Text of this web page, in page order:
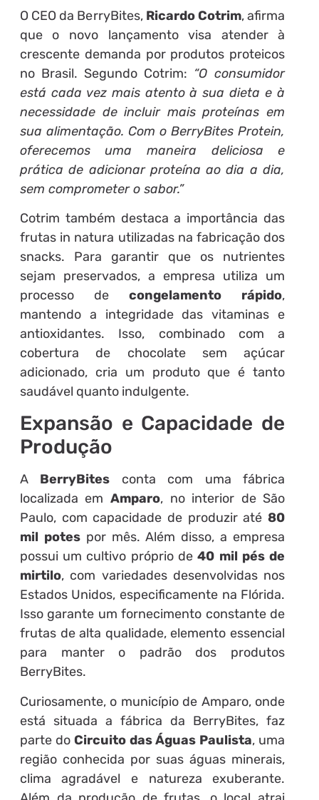
O CEO da BerryBites, Ricardo Cotrim, afirma
que o novo lançamento visa atender à
crescente demanda por produtos proteicos
no Brasil. Segundo Cotrim: “O consumidor
está cada vez mais atento à sua dieta e à
necessidade de incluir mais proteínas em
sua alimentação. Com o BerryBites Protein,
oferecemos uma maneira deliciosa e
prática de adicionar proteína ao dia a dia,
sem comprometer o sabor.”
Cotrim também destaca a importância das
frutas in natura utilizadas na fabricação dos
snacks. Para garantir que os nutrientes
sejam preservados, a empresa utiliza um
processo decongelamento rápido,
mantendo a integridade das vitaminas e
antioxidantes. Isso, combinado com a
cobertura de chocolate sem açúcar
adicionado, cria um produto que é tanto
saudável quanto indulgente.
Expansão e Capacidade de
Produção
A BerryBites conta com uma fábrica
localizada em Amparo, no interior de São
Paulo, com capacidade de produzir até80
mil potespor mês. Além disso, a empresa
possui um cultivo próprio de40 mil pés de
mirtilo, com variedades desenvolvidas nos
Estados Unidos, especificamente na Flórida.
Isso garante um fornecimento constante de
frutas de alta qualidade, elemento essencial
para manter o padrão dos produtos
BerryBites.
Curiosamente, o município de Amparo, onde
está situada a fábrica da BerryBites, faz
parte do Circuito das Águas Paulista, uma
região conhecida por suas águas minerais,
clima agradável e natureza exuberante.